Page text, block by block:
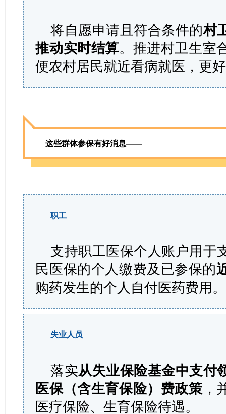
将自愿申请且符合条件的村
推动实时结算。推进村卫生室
便农村居民就近看病就医，更
这些群体参保有好消息——
职工
支持职工医保个人账户用于
民医保的个人缴费及已参保的
购药发生的个人自付医药费用。
失业人员
落实从失业保险基金中支付
医保（含生育保险）费政策 ，
医疗保险、生育保险待遇。